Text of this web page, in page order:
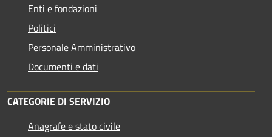
Enti e fondazioni
Politici
Personale Amministrativo
Documenti e dati
CATEGORIE DI SERVIZIO
Anagrafe e stato civile